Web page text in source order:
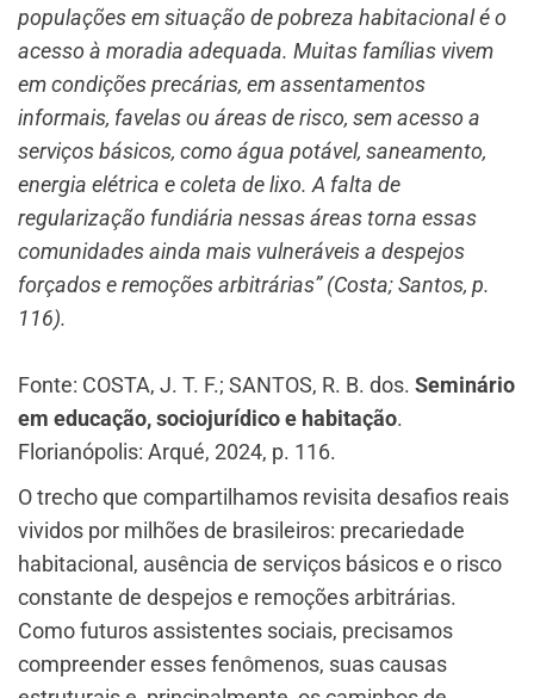
populações em situação de pobreza habitacional é o
acesso à moradia adequada. Muitas famílias vivem
em condições precárias, em assentamentos
informais, favelas ou áreas de risco, sem acesso a
serviços básicos, como água potável, saneamento,
energia elétrica e coleta de lixo. A falta de
regularização fundiária nessas áreas torna essas
comunidades ainda mais vulneráveis a despejos
forçados e remoções arbitrárias” (Costa; Santos, p.
116).
Fonte: COSTA, J. T. F.; SANTOS, R. B. dos. Seminário
em educação, sociojurídico e habitação.
Florianópolis: Arqué, 2024, p. 116.
O trecho que compartilhamos revisita desafios reais
vividos por milhões de brasileiros: precariedade
habitacional, ausência de serviços básicos e o risco
constante de despejos e remoções arbitrárias.
Como futuros assistentes sociais, precisamos
compreender esses fenômenos, suas causas